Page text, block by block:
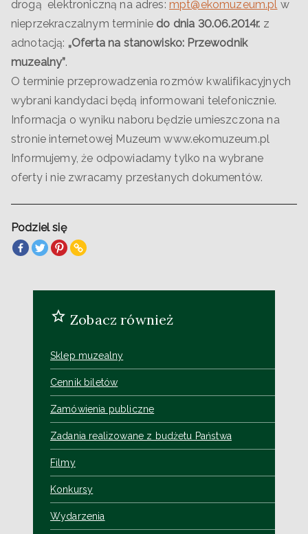
drogą elektroniczną na adres: mpt@ekomuzeum.pl w
nieprzekraczalnym terminie do dnia 30.06.2014r. z
adnotacją: „Oferta na stanowisko: Przewodnik
muzealny”.
O terminie przeprowadzenia rozmów kwalifikacyjnych
wybrani kandydaci będą informowani telefonicznie.
Informacja o wyniku naboru będzie umieszczona na
stronie internetowej Muzeum www.ekomuzeum.pl
Informujemy, że odpowiadamy tylko na wybrane
oferty i nie zwracamy przesłanych dokumentów.
Podziel się
Zobacz również
Sklep muzealny
Cennik biletów
Zamówienia publiczne
Zadania realizowane z budżetu Państwa
Filmy
Konkursy
Wydarzenia